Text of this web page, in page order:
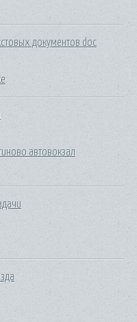
документов doc
автовокзал